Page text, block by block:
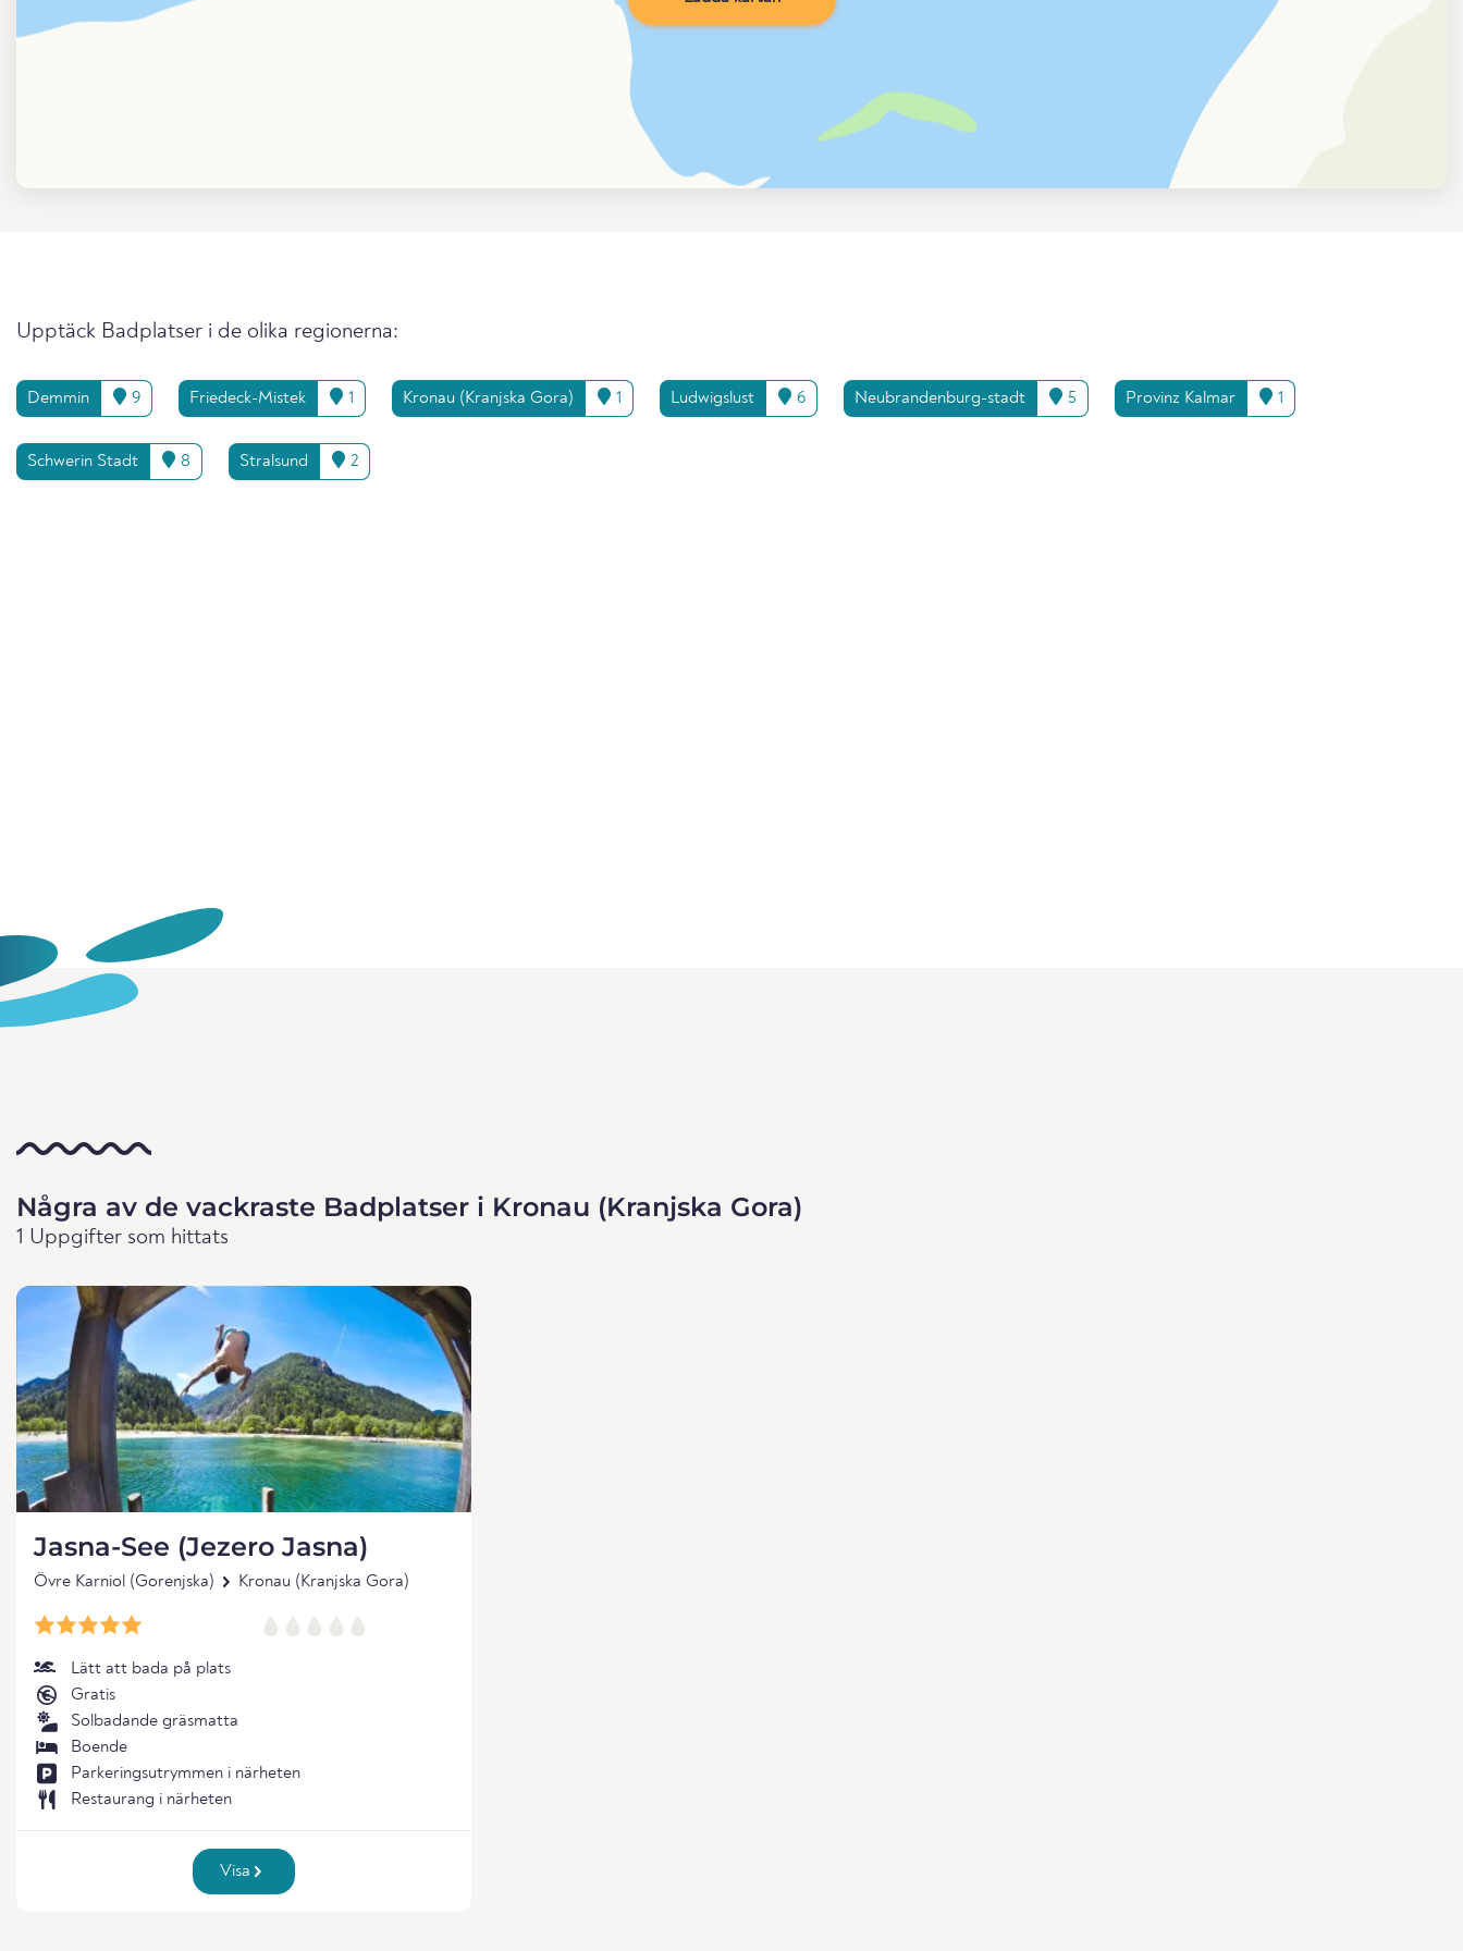
Upptäck Badplatser i de olika regionerna:
Demmin 9 Friedeck-Mistek 1 Kronau (Kranjska Gora) 1 Ludwigslust 6 Neubrandenburg-stadt 5 Provinz Kalmar 1
Schwerin Stadt 8 Stralsund 2
Några av de vackraste Badplatser i Kronau (Kranjska Gora)
1 Uppgifter som hittats
Jasna-See (Jezero Jasna)
Övre Karniol (Gorenjska) Kronau (Kranjska Gora)
Lätt att bada på plats
Gratis
Solbadande gräsmatta
Boende
Parkeringsutrymmen i närheten
Restaurang i närheten
Visa